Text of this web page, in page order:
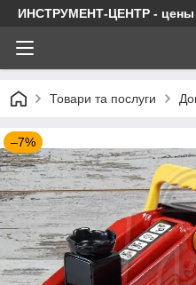
ИНСТРУМЕНТ-ЦЕНТР - цены
Товари та послуги
–7%